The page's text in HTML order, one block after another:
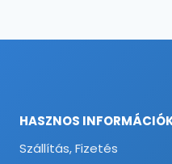
HASZNOS
Szállítás, Fizetés